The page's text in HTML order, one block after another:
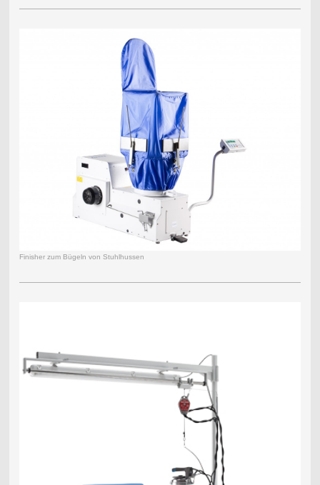
Finisher zum Bügeln von Stuhlhussen